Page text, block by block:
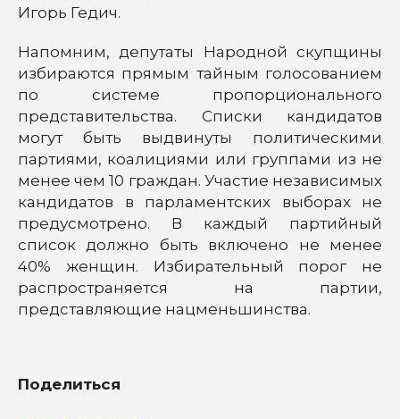
Игорь Гедич.
Напомним, депутаты Народной скупщины
избираются прямым тайным голосованием
по системе пропорционального
представительства. Списки кандидатов
могут быть выдвинуты политическими
партиями, коалициями или группами из не
менее чем 10 граждан. Участие независимых
кандидатов в парламентских выборах не
предусмотрено. В каждый партийный
список должно быть включено не менее
40% женщин. Избирательный порог не
распространяется на партии,
представляющие нацменьшинства.
Поделиться